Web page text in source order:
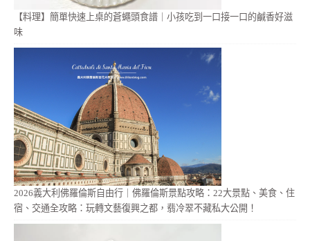
【料理】簡單快速上桌的蒼蠅頭食譜｜小孩吃到一口接一口的鹹香好滋
味
2026義大利佛羅倫斯自由行｜佛羅倫斯景點攻略：22大景點、美食、住
宿、交通全攻略：玩轉文藝復興之都，翡冷翠不藏私大公開！